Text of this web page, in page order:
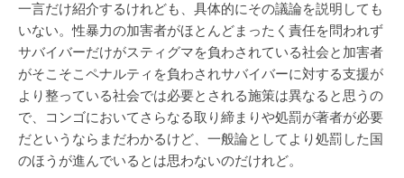
一言だけ紹介するけれども、具体的にその議論を説明しても
いない。性暴力の加害者がほとんどまったく責任を問われず
サバイバーだけがスティグマを負わされている社会と加害者
がそこそこペナルティを負わされサバイバーに対する支援が
より整っている社会では必要とされる施策は異なると思うの
で、コンゴにおいてさらなる取り締まりや処罰が著者が必要
だというならまだわかるけど、一般論としてより処罰した国
のほうが進んでいるとは思わないのだけれど。